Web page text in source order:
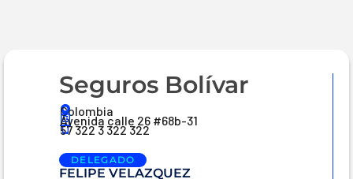
Seguros Bolívar
Colombia
Avenida calle 26 #68b-31
57 322 3 322 322
DELEGADO
FELIPE VELAZQUEZ